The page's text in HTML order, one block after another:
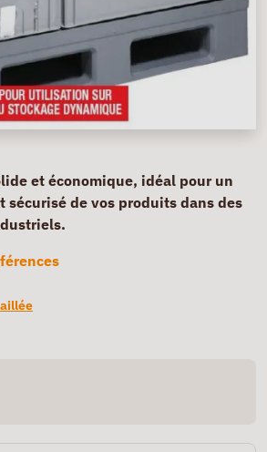
et économique, idéal pour un
sécurisé de vos produits dans des